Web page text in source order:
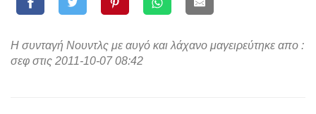
Η συνταγή Νουντλς με αυγό και λάχανο μαγειρεύτηκε απο :
σεφ στις 2011-10-07 08:42